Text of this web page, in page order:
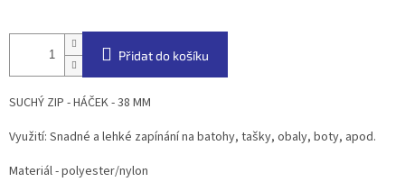
Přidat do košíku
SUCHÝ ZIP - HÁČEK - 38 MM
Využití: Snadné a lehké zapínání na batohy, tašky, obaly, boty, apod.
Materiál - polyester/nylon